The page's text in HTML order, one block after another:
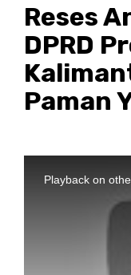
Reses
DPRD
Paman